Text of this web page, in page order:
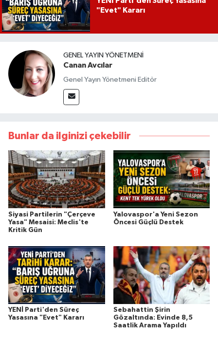
"Evet" Kararı
GENEL YAYIN YÖNETMENI
Canan Avcılar
Genel Yayın Yönetmeni Editör
Bunlar da ilginizi çekebilir
Siyasi Partilerin "Çerçeve
Yasa" Mesaisi: Meclis'te
Kritik Gün
Yalovaspor'a Yeni Sezon
Öncesi Güçlü Destek
YENİ Parti'den Süreç
Yasasına "Evet" Kararı
Sebahattin Şirin
Gözaltında: Evinde 8,5
Saatlik Arama Yapıldı